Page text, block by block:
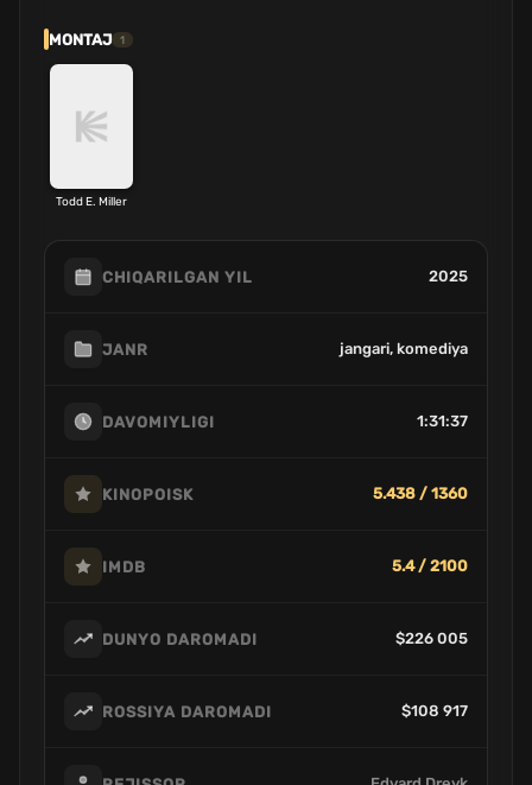
MONTAJ 1
Todd E. Miller
CHIQARILGAN YIL 2025
JANR jangari, komediya
DAVOMIYLIGI 1:31:37
KINOPOISK 5.438 / 1360
IMDB 5.4 / 2100
DUNYO DAROMADI $226 005
ROSSIYA DAROMADI $108 917